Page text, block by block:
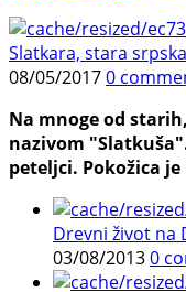
Slatkara, stara
08/05/20170
Na mnoge od
nazivom
peteljci. Pokožica
Drevni život na
03/08/20130